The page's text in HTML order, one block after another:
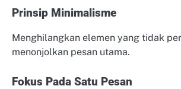
Prinsip Minimalisme
Menghilangkan elemen yang tidak
menonjolkan pesan utama.
Fokus Pada Satu Pesan